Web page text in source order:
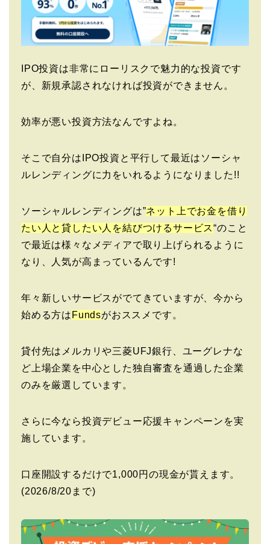
IPO投資は非常にローリスクで魅力的な投資です
が、新規承認されなければ投資ができません。
効率が悪い投資方法なんですよね。
そこで自分はIPO投資と平行して最近はソーシャ
ルレンディングに力をいれるようになりました!!
ソーシャルレンディングは”ネット上でお金を借り
たい人と貸したい人を結びつけるサービス“のこと
で最近は様々なメディアで取り上げられるように
なり、人気が高まっているんです!
年々新しいサービスがでてきていますが、今から
始める方は Fundsがおススメです。
貸付先はメルカリや三菱UFJ銀行、ユーグレナな
ど上場企業を中心とした独自審査を通過した企業
のみを厳選しています。
さらに今なら投資デビュー応援キャンペーンを実
施しています。
口座開設するだけで1,000円の現金が貰えます。
(2026/8/20まで)